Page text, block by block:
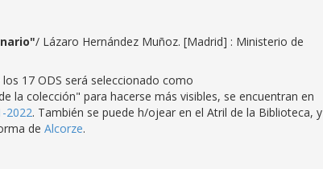
/ Lázaro Hernández Muñoz. [Madrid] : Ministerio de
17 ODS será seleccionado como
la colección" para hacerse más visibles, se encuentran en
2022. También se puede h/ojear en el Atril de la Biblioteca, y
de Alcorze.